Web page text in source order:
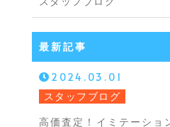
最新記事
2024.03.01
スタッフブログ
高価査定！イミテーショ